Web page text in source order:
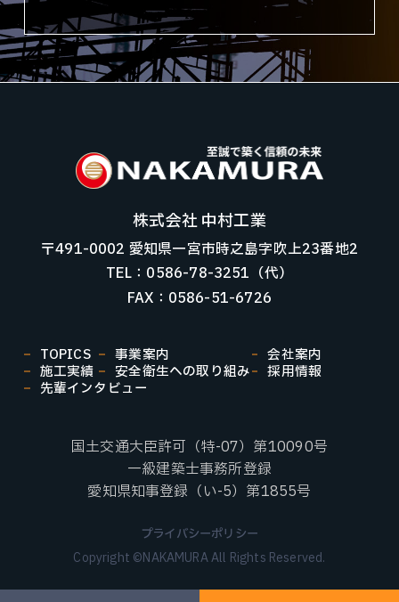
株式会社 中村工業
〒491-0002 愛知県一宮市時之島字吹上23番地2
TEL：0586-78-3251（代）
FAX：0586-51-6726
TOPICS 事業案内
会社案内
施工実績
安全衛生への取り組み
採用情報
先輩インタビュー
国土交通大臣許可（特-07）第10090号
一級建築士事務所登録
愛知県知事登録（い-5）第1855号
プライバシーポリシー
Copyright ©NAKAMURA All Rights Reserved.